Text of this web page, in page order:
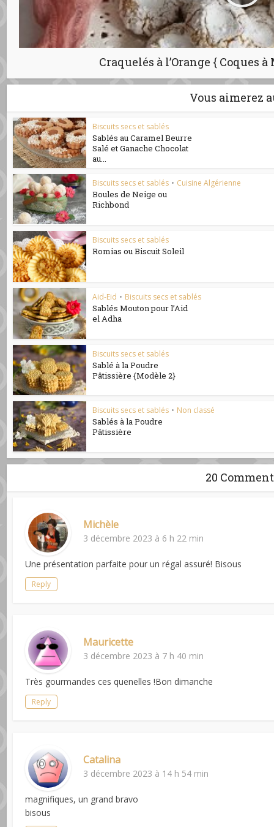
Craquelés à l’Orange { Coques
Vous aimerez
Biscuits secs et sablés
Sablés au Caramel Beurre
Salé et Ganache Chocolat
au...
Biscuits secs et sablés • Cuisine Algérienne
Boules de Neige ou
Richbond
Biscuits secs et sablés
Romias ou Biscuit Soleil
Aid-Eid • Biscuits secs et sablés
Sablés Mouton pour l’Aid
el Adha
Biscuits secs et sablés
Sablé à la Poudre
Pâtissière {Modèle 2}
Biscuits secs et sablés • Non classé
Sablés à la Poudre
Pâtissière
20
Michèle
3 décembre 2023 à 6 h 22 min
Une présentation parfaite pour un régal assuré! Bisous
Reply
Mauricette
3 décembre 2023 à 7 h 40 min
Très gourmandes ces quenelles !Bon dimanche
Reply
Catalina
3 décembre 2023 à 14 h 54 min
magnifiques, un grand bravo
bisous